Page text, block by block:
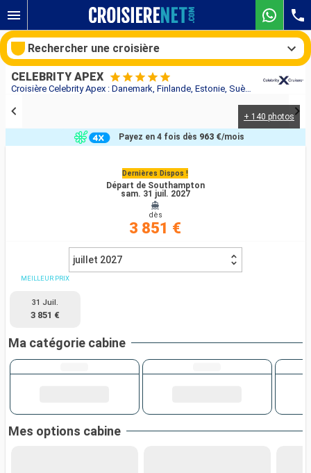
Croisière Celebrity Apex : Danemark, Finlande, Estonie, Suède, Norvège, Royaume-Uni au départ de Southampton
CELEBRITY APEX
+ 140 photos
Dernières Dispos !
Départ de Southampton
sam. 31 juil. 2027
dès
3 851 €
Payez en 4 fois dès 963 €/mois
juillet 2027
MEILLEUR PRIX
31 Juil.
3 851 €
Ma catégorie cabine
Mes options cabine
Rechercher une croisière
Compagnies
Rechercher